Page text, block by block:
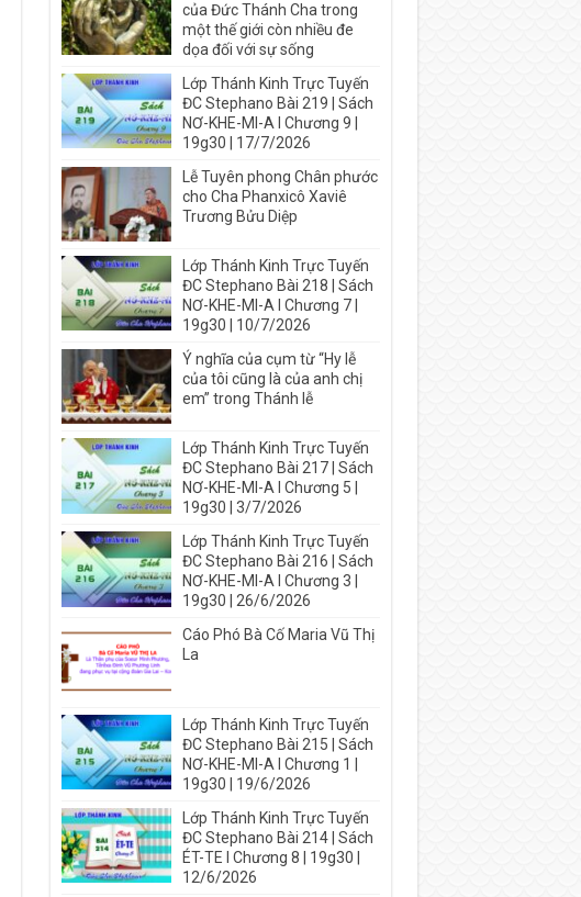
của Đức Thánh Cha trong
một thế giới còn nhiều đe
dọa đối với sự sống
Lớp Thánh Kinh Trực Tuyến
ĐC Stephano Bài 219 | Sách
NƠ-KHE-MI-A I Chương 9 |
19g30 | 17/7/2026
Lễ Tuyên phong Chân phước
cho Cha Phanxicô Xaviê
Trương Bửu Diệp
Lớp Thánh Kinh Trực Tuyến
ĐC Stephano Bài 218 | Sách
NƠ-KHE-MI-A I Chương 7 |
19g30 | 10/7/2026
Ý nghĩa của cụm từ “Hy lễ
của tôi cũng là của anh chị
em” trong Thánh lễ
Lớp Thánh Kinh Trực Tuyến
ĐC Stephano Bài 217 | Sách
NƠ-KHE-MI-A I Chương 5 |
19g30 | 3/7/2026
Lớp Thánh Kinh Trực Tuyến
ĐC Stephano Bài 216 | Sách
NƠ-KHE-MI-A I Chương 3 |
19g30 | 26/6/2026
Cáo Phó Bà Cố Maria Vũ Thị
La
Lớp Thánh Kinh Trực Tuyến
ĐC Stephano Bài 215 | Sách
NƠ-KHE-MI-A I Chương 1 |
19g30 | 19/6/2026
Lớp Thánh Kinh Trực Tuyến
ĐC Stephano Bài 214 | Sách
ÉT-TE I Chương 8 | 19g30 |
12/6/2026